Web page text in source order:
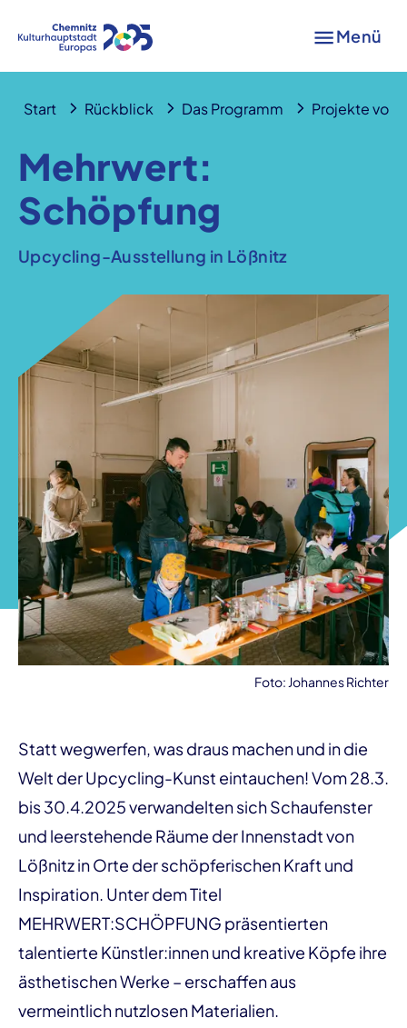
Menü
Start Rückblick Das Programm Projekte von
Mehrwert:
Schöpfung
Upcycling-Ausstellung in Lößnitz
Foto: Johannes Richter
Statt wegwerfen, was draus machen und in die
Welt der Upcycling-Kunst eintauchen! Vom 28.3.
bis 30.4.2025 verwandelten sich Schaufenster
und leerstehende Räume der Innenstadt von
Lößnitz in Orte der schöpferischen Kraft und
Inspiration. Unter dem Titel
MEHRWERT:SCHÖPFUNG präsentierten
talentierte Künstler:innen und kreative Köpfe ihre
ästhetischen Werke – erschaffen aus
vermeintlich nutzlosen Materialien.